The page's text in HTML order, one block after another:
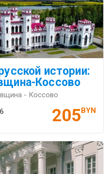
истории:
Коссово
- Коссово
205BYN